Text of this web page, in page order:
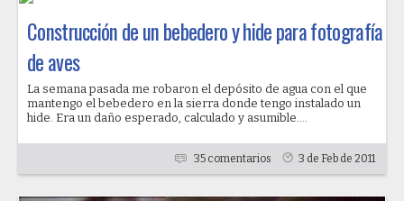
Construcción de un bebedero y hide para fotografía
de aves
La semana pasada me robaron el depósito de agua con el que
mantengo el bebedero en la sierra donde tengo instalado un
hide. Era un daño esperado, calculado y asumible....
35 comentarios 3 de Feb de 2011